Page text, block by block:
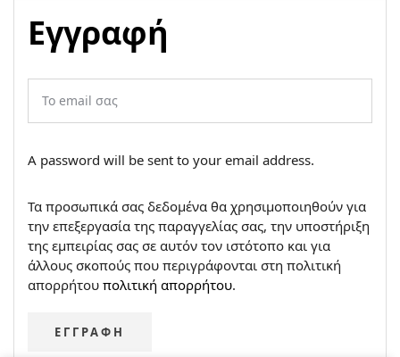
Εγγραφή
A password will be sent to your email address.
Τα προσωπικά σας δεδομένα θα χρησιμοποιηθούν για
την επεξεργασία της παραγγελίας σας, την υποστήριξη
της εμπειρίας σας σε αυτόν τον ιστότοπο και για
άλλους σκοπούς που περιγράφονται στη πολιτική
απορρήτου πολιτική απορρήτου.
ΕΓΓΡΑΦΉ